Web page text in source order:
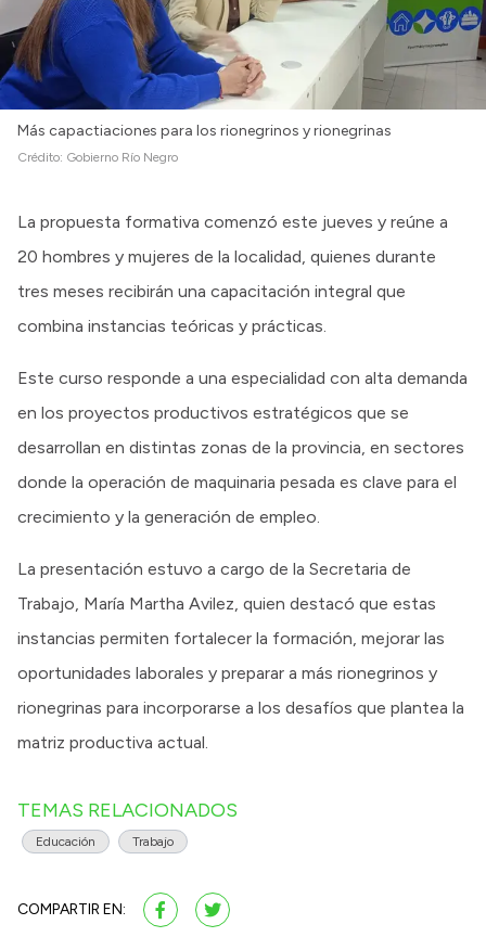
Más capactiaciones para los rionegrinos y rionegrinas
Crédito: Gobierno Río Negro
La propuesta formativa comenzó este jueves y reúne a
20 hombres y mujeres de la localidad, quienes durante
tres meses recibirán una capacitación integral que
combina instancias teóricas y prácticas.
Este curso responde a una especialidad con alta demanda
en los proyectos productivos estratégicos que se
desarrollan en distintas zonas de la provincia, en sectores
donde la operación de maquinaria pesada es clave para el
crecimiento y la generación de empleo.
La presentación estuvo a cargo de la Secretaria de
Trabajo, María Martha Avilez, quien destacó que estas
instancias permiten fortalecer la formación, mejorar las
oportunidades laborales y preparar a más rionegrinos y
rionegrinas para incorporarse a los desafíos que plantea la
matriz productiva actual.
TEMAS RELACIONADOS
Educación Trabajo
COMPARTIR EN: